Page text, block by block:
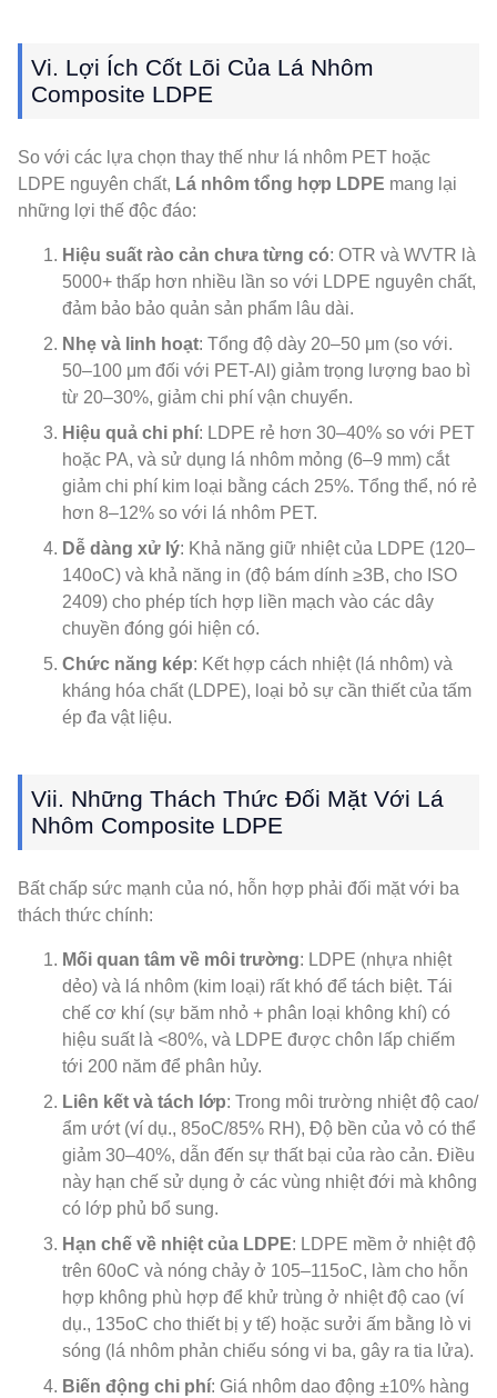
Vi. Lợi Ích Cốt Lõi Của Lá Nhôm
Composite LDPE
So với các lựa chọn thay thế như lá nhôm PET hoặc
LDPE nguyên chất, Lá nhôm tổng hợp LDPE mang lại
những lợi thế độc đáo:
Hiệu suất rào cản chưa từng có: OTR và WVTR là
5000+ thấp hơn nhiều lần so với LDPE nguyên chất,
đảm bảo bảo quản sản phẩm lâu dài.
Nhẹ và linh hoạt: Tổng độ dày 20–50 μm (so với.
50–100 μm đối với PET-Al) giảm trọng lượng bao bì
từ 20–30%, giảm chi phí vận chuyển.
Hiệu quả chi phí: LDPE rẻ hơn 30–40% so với PET
hoặc PA, và sử dụng lá nhôm mỏng (6–9 mm) cắt
giảm chi phí kim loại bằng cách 25%. Tổng thể, nó rẻ
hơn 8–12% so với lá nhôm PET.
Dễ dàng xử lý: Khả năng giữ nhiệt của LDPE (120–
140oC) và khả năng in (độ bám dính ≥3B, cho ISO
2409) cho phép tích hợp liền mạch vào các dây
chuyền đóng gói hiện có.
Chức năng kép: Kết hợp cách nhiệt (lá nhôm) và
kháng hóa chất (LDPE), loại bỏ sự cần thiết của tấm
ép đa vật liệu.
Vii. Những Thách Thức Đối Mặt Với Lá
Nhôm Composite LDPE
Bất chấp sức mạnh của nó, hỗn hợp phải đối mặt với ba
thách thức chính:
Mối quan tâm về môi trường: LDPE (nhựa nhiệt
dẻo) và lá nhôm (kim loại) rất khó để tách biệt. Tái
chế cơ khí (sự băm nhỏ + phân loại không khí) có
hiệu suất là <80%, và LDPE được chôn lấp chiếm
tới 200 năm để phân hủy.
Liên kết và tách lớp: Trong môi trường nhiệt độ cao/
ẩm ướt (ví dụ., 85oC/85% RH), Độ bền của vỏ có thể
giảm 30–40%, dẫn đến sự thất bại của rào cản. Điều
này hạn chế sử dụng ở các vùng nhiệt đới mà không
có lớp phủ bổ sung.
Hạn chế về nhiệt của LDPE: LDPE mềm ở nhiệt độ
trên 60oC và nóng chảy ở 105–115oC, làm cho hỗn
hợp không phù hợp để khử trùng ở nhiệt độ cao (ví
dụ., 135oC cho thiết bị y tế) hoặc sưởi ấm bằng lò vi
sóng (lá nhôm phản chiếu sóng vi ba, gây ra tia lửa).
Biến động chi phí: Giá nhôm dao động ±10% hàng